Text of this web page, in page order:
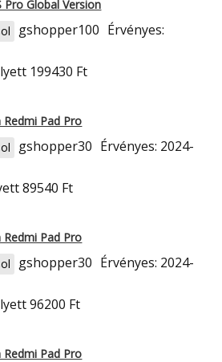
Pro Global Version
gshopper100 Érvényes:
199430 Ft
Pad Pro
gshopper30 Érvényes: 2024-
89540 Ft
Pad Pro
gshopper30 Érvényes: 2024-
96200 Ft
Pad Pro